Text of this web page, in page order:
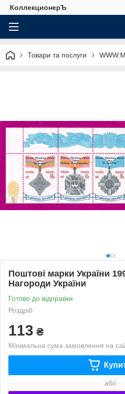
КоллекционерЪ
Товари та послуги
Поштові марки України
Нагороди України
Готово до відправки
Роздріб
113 ₴
Мінімальна сума замовлення на
або